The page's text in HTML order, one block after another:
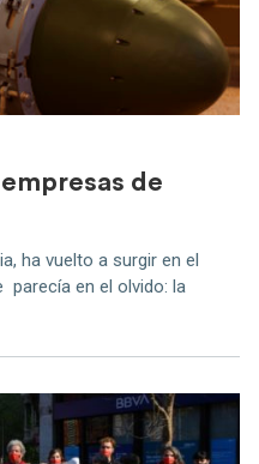
de
ha vuelto a surgir en el
parecía en el olvido: la